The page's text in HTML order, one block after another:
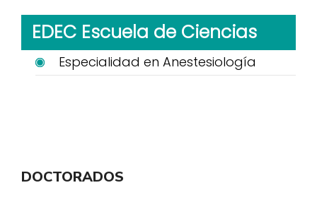
EDEC Escuela de Ciencias
Especialidad en Anestesiología
DOCTORADOS